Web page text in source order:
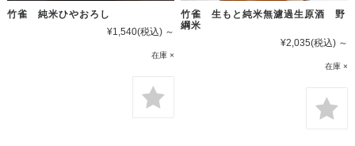
竹雀 純米ひやおろし
¥1,540(税込) ～
在庫 ×
竹雀 生もと純米無濾過生原酒 野
綱米
¥2,035(税込) ～
在庫 ×